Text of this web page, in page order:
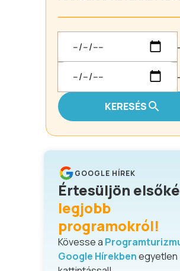
KERESÉS
GOOGLE HÍREK
Értesüljön
legjobb
programokról!
Kövesse a
Google Hírekbenegyetlen